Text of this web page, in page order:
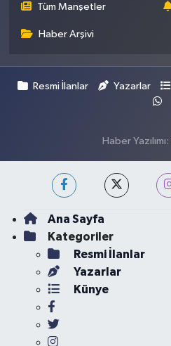
Tüm Manşetler
Haber Arşivi
Resmi İlanlar Yazarlar
Haber Yazılımı:
Ana Sayfa
Kategoriler
Resmi İlanlar
Yazarlar
Künye